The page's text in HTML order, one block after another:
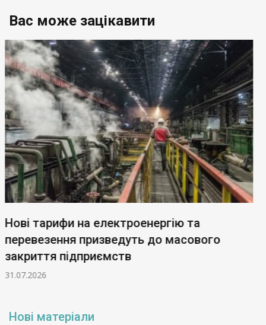
Вас може зацікавити
Банки передаватимуть державі більше
даних: як нові правила вплинуть на клієнтів
30.07.2026
Нові матеріали